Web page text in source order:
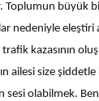
büyük
nedeniyle eleştiri
kazasının
size şiddetle
olabilmek.